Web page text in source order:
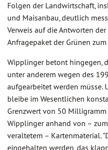
Folgen der Landwirtschaft,
und Maisanbau, deutlich
Verweis auf die Antworten
Anfragepaket der Grünen
Wipplinger betont hingegen,
unter anderem wegen des
aufgearbeitet werden müsse.
bleibe im Wesentlichen
Grenzwert von 50
Wipplinger anhand von –
veraltetem – Kartenmaterial.
eingehalten werden, das